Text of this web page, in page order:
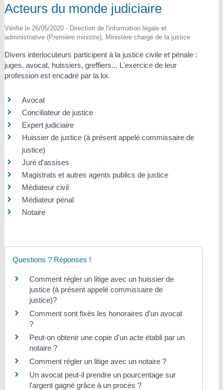
Acteurs du monde judiciaire
Vérifié le 26/05/2020 - Direction de l'information légale et
administrative (Première ministre), Ministère chargé de la justice
Divers interlocuteurs participent à la justice civile et pénale :
juges, avocat, huissiers, greffiers... L'exercice de leur
profession est encadré par la loi.
Avocat
Conciliateur de justice
Expert judiciaire
Huissier de justice (à présent appelé commissaire de
justice)
Juré d'assises
Magistrats et autres agents publics de justice
Médiateur civil
Médiateur pénal
Notaire
Questions ? Réponses !
Comment régler un litige avec un huissier de
justice (à présent appelé commissaire de
justice)?
Comment sont fixés les honoraires d'un avocat
?
Peut-on obtenir une copie d'un acte établi par un
notaire ?
Comment régler un litige avec un notaire ?
Un avocat peut-il prendre un pourcentage sur
l'argent gagné grâce à un procès ?